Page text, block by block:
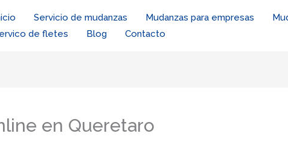
Servicio de mudanzas Mudanzas para empresas
de fletes
Blog Contacto
en Queretaro